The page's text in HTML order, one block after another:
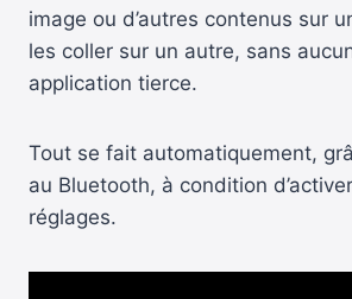
image ou d’autres contenus sur
les coller sur un autre, sans
application tierce.
Tout se fait automatiquement,
au Bluetooth, à condition
réglages.